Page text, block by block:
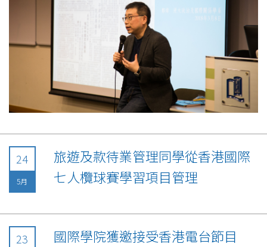
24
5月
旅遊及款待業管理同學從香港國際
七人欖球賽學習項目管理
23
國際學院獲邀接受香港電台節目